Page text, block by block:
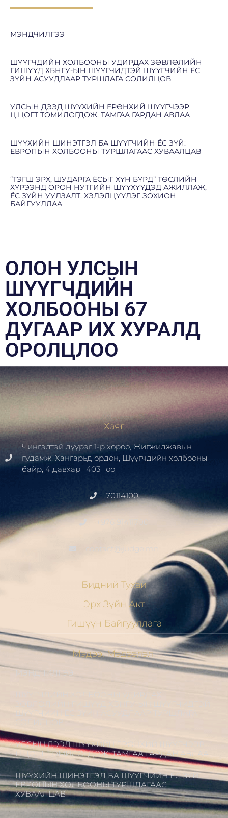
МЭНДЧИЛГЭЭ
ШҮҮГЧДИЙН ХОЛБООНЫ УДИРДАХ ЗӨВЛӨЛИЙН
ГИШҮҮД ХБНГУ-ЫН ШҮҮГЧИДТЭЙ ШҮҮГЧИЙН ЁС
ЗҮЙН АСУУДЛААР ТУРШЛАГА СОЛИЛЦОВ
УЛСЫН ДЭЭД ШҮҮХИЙН ЕРӨНХИЙ ШҮҮГЧЭЭР
Ц.ЦОГТ ТОМИЛОГДОЖ, ТАМГАА ГАРДАН АВЛАА
ШҮҮХИЙН ШИНЭТГЭЛ БА ШҮҮГЧИЙН ЁС ЗҮЙ:
ЕВРОПЫН ХОЛБООНЫ ТУРШЛАГААС ХУВААЛЦАВ
“ТЭГШ ЭРХ, ШУДАРГА ЁСЫГ ХҮН БҮРД” ТӨСЛИЙН
ХҮРЭЭНД ОРОН НУТГИЙН ШҮҮХҮҮДЭД АЖИЛЛАЖ,
ЁС ЗҮЙН УУЛЗАЛТ, ХЭЛЭЛЦҮҮЛЭГ ЗОХИОН
БАЙГУУЛЛАА
ОЛОН УЛСЫН
ШҮҮГЧДИЙН
ХОЛБООНЫ 67
ДУГААР ИХ ХУРАЛД
ОРОЛЦЛОО
Хаяг
Чингэлтэй дүүрэг 1-р хороо, Жигжиджавын
гудамж, Хангарьд ордон, Шүүгчдийн холбооны
байр, 4 давхарт 403 тоот
70114100
contact@judge.mn
Бидний Тухай
Эрх Зүйн Акт
Гишүүн Байгууллага
Мэдээ, Мэдээлэл
МЭНДЧИЛГЭЭ
ШҮҮГЧДИЙН ХОЛБООНЫ УДИРДАХ
СОЛИЛЦОВ
УЛСЫН ДЭЭД ШҮҮХИЙН ЕРӨНХИЙ ШҮҮГЧЭЭР
Ц.ЦОГТ ТОМИЛОГДОЖ, ТАМГАА ГАРДАН АВЛАА
ШҮҮХИЙН ШИНЭТГЭЛ БА ШҮҮГЧИЙН ЁС ЗҮЙ:
ЕВРОПЫН ХОЛБООНЫ ТУРШЛАГААС
ХУВААЛЦАВ